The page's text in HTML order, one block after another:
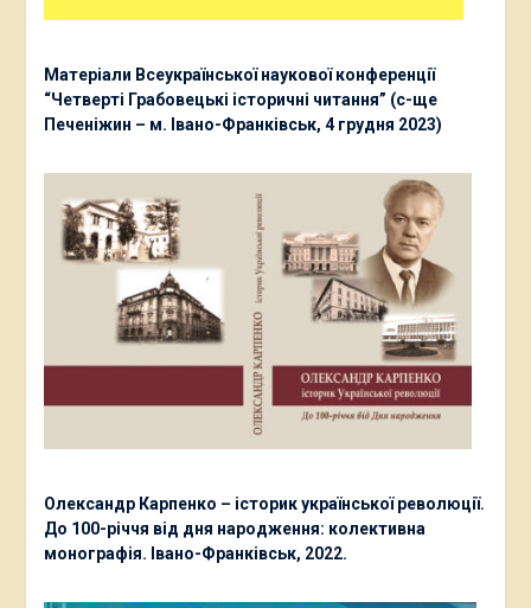
Матеріали Всеукраїнської наукової конференції
“Четверті Грабовецькі історичні читання” (с-ще
Печеніжин – м. Івано-Франківськ, 4 грудня 2023)
Олександр Карпенко – історик української революції.
До 100-річчя від дня народження: колективна
монографія. Івано-Франківськ, 2022.